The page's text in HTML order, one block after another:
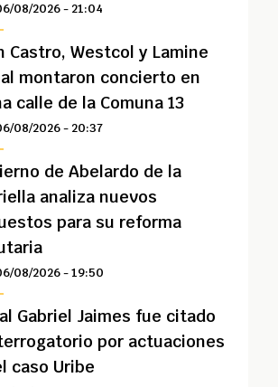
08/2026 - 21:04
Castro, Westcol y Lamine
montaron concierto en
calle de la Comuna 13
08/2026 - 20:37
de Abelardo de la
analiza nuevos
para su reforma
08/2026 - 19:50
Gabriel Jaimes fue citado
por actuaciones
caso Uribe